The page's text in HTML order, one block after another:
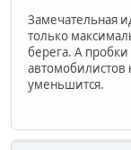
Замечательная
только
берега. А пробки
автомобилистов
уменьшится.